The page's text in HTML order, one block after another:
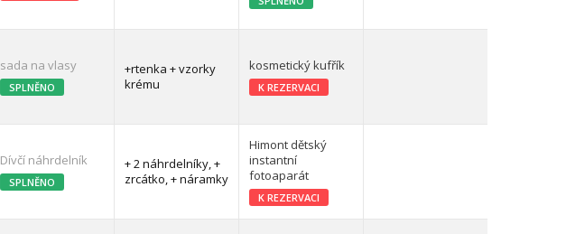
sada na vlasy
SPLNĚNO
+rtenka + vzorky
krému
kosmetický kufřík
K REZERVACI
Dívčí náhrdelník
SPLNĚNO
+ 2 náhrdelníky, +
zrcátko, + náramky
Himont dětský
instantní
fotoaparát
K REZERVACI